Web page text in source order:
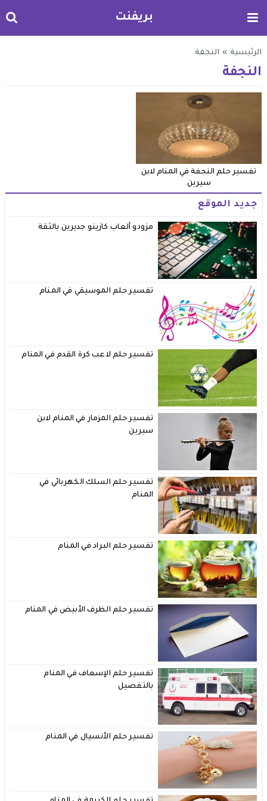
بريفنت
الرئيسية » النجفة
النجفة
تفسير حلم النجفة في المنام لابن
سيرين
جديد الموقع
مزودو ألعاب كازينو جديرين بالثقة
تفسير حلم الموسيقي في المنام
تفسير حلم لاعب كرة القدم في المنام
تفسير حلم المزمار في المنام لابن
سيرين
تفسير حلم السلك الكهربائي في
المنام
تفسير حلم البراد في المنام
تفسير حلم الظرف الأبيض في المنام
تفسير حلم الإسعاف في المنام
بالتفصيل
تفسير حلم الأنسيال في المنام